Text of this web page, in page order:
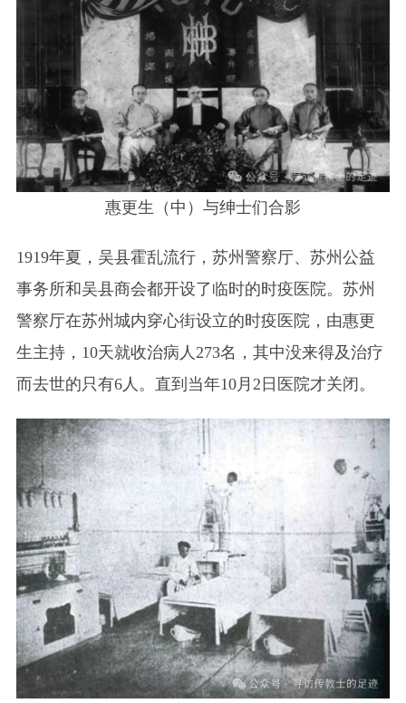
惠更生（中）与绅士们合影
1919年夏，吴县霍乱流行，苏州警察厅、苏州公益
事务所和吴县商会都开设了临时的时疫医院。苏州
警察厅在苏州城内穿心街设立的时疫医院，由惠更
生主持，10天就收治病人273名，其中没来得及治疗
而去世的只有6人。直到当年10月2日医院才关闭。